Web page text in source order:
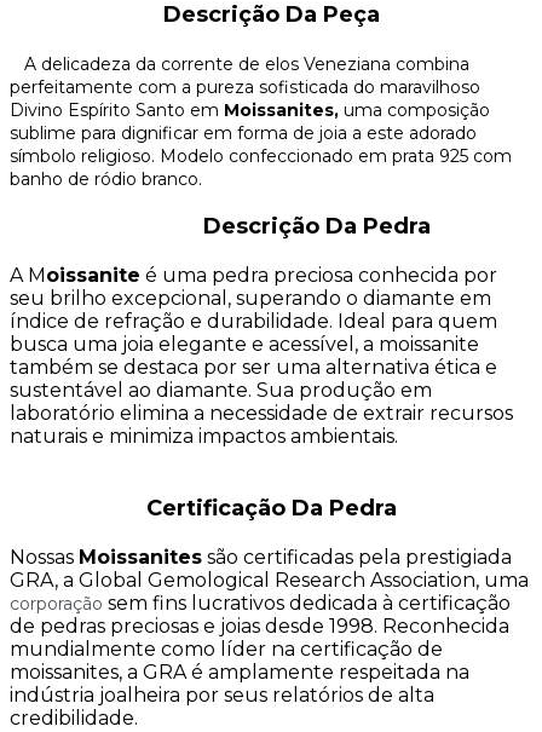
Descrição Da Peça
A delicadeza da corrente de elos Veneziana combina
perfeitamente com a pureza sofisticada do maravilhoso
Divino Espírito Santo em Moissanites, uma composição
sublime para dignificar em forma de joia a este adorado
símbolo religioso. Modelo confeccionado em prata 925 com
banho de ródio branco.
Descrição Da Pedra
A M oissanite é uma pedra preciosa conhecida por
seu brilho excepcional, superando o diamante em
índice de refração e durabilidade. Ideal para quem
busca uma joia elegante e acessível, a moissanite
também se destaca por ser uma alternativa ética e
sustentável ao diamante. Sua produção em
laboratório elimina a necessidade de extrair recursos
naturais e minimiza impactos ambientais.
Certificação Da Pedra
Nossas Moissanites são certificadas pela prestigiada
GRA, a Global Gemological Research Association, uma
corporação sem fins lucrativos dedicada à certificação
de pedras preciosas e joias desde 1998. Reconhecida
mundialmente como líder na certificação de
moissanites, a GRA é amplamente respeitada na
indústria joalheira por seus relatórios de alta
credibilidade.